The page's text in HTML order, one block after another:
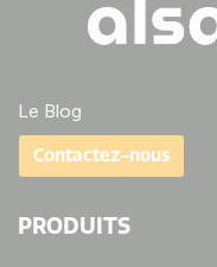
Le Blog
Contactez-nous
PRODUITS